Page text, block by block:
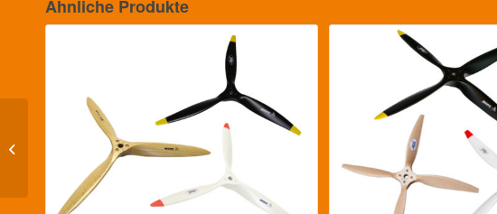
Ähnliche Produkte
Fiala 5-Blatt 24×26